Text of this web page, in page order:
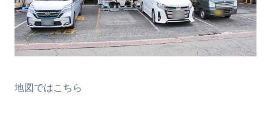
地図ではこちら